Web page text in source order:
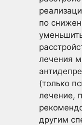
по
лечения
(только
лечение,
другим